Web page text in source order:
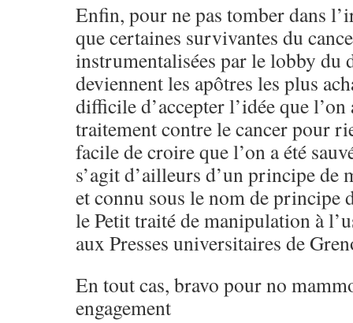
Enfin, pour ne pas tomber dans
que certaines survivantes du
instrumentalisées par le lobby du
deviennent les apôtres les plus
difficile d’accepter l’idée que
traitement contre le cancer pour
facile de croire que l’on a été
s’agit d’ailleurs d’un principe de
et connu sous le nom de principe
le Petit traité de manipulation à
aux Presses universitaires de
En tout cas, bravo pour no
engagement